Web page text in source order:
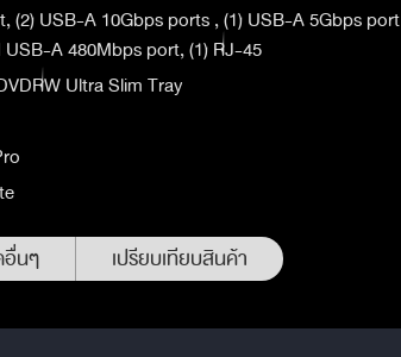
(2) USB-A 10Gbps ports , (1) USB-A 5Gbps port
USB-A 480Mbps port, (1) RJ-45
Ultra Slim Tray
อื่นๆ เปรียบเทียบสินค้า